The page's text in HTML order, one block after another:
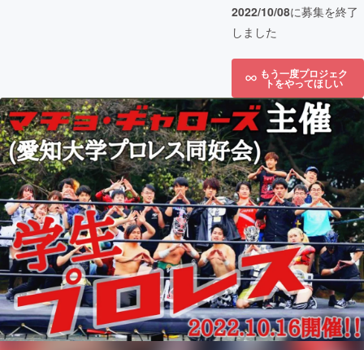
2022/10/08に募集を終了
しました
もう一度プロジェク
トをやってほしい